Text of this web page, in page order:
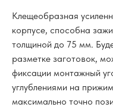
Клещеобразная
корпусе, способна
толщиной до 75 мм.
разметке заготовок,
фиксации монтажный
углублениями на
максимально точно